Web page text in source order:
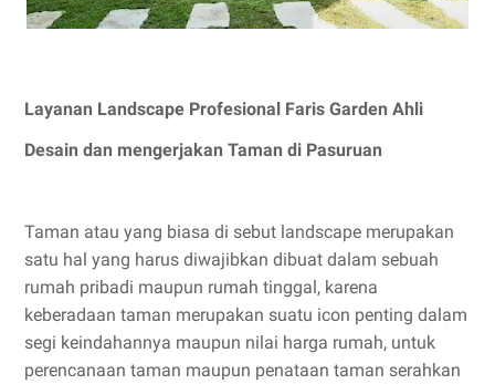
Layanan Landscape Profesional Faris Garden Ahli
Desain dan mengerjakan Taman di Pasuruan
Taman atau yang biasa di sebut landscape merupakan
satu hal yang harus diwajibkan dibuat dalam sebuah
rumah pribadi maupun rumah tinggal, karena
keberadaan taman merupakan suatu icon penting dalam
segi keindahannya maupun nilai harga rumah, untuk
perencanaan taman maupun penataan taman serahkan